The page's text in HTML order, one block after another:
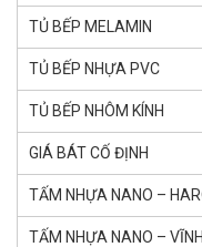
TỦ BẾP MELAMIN
TỦ BẾP NHỰA PVC
TỦ BẾP NHÔM KÍNH
GIÁ BÁT CỐ ĐỊNH
TẤM NHỰA NANO –
TẤM NHỰA NANO –